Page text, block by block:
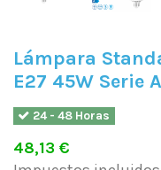
Lámpara
E27 45W Serie
24 - 48 Horas
48,13 €